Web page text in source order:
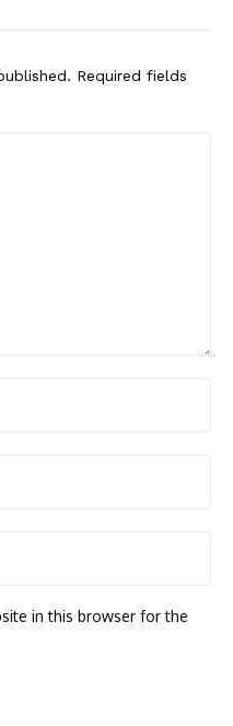
Required fields
in this browser for the